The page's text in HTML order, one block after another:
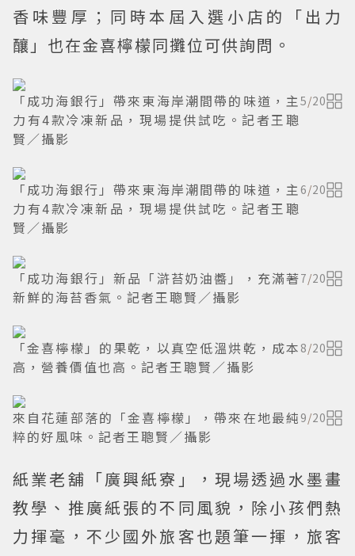
香味豐厚；同時本屆入選小店的「出力
釀」也在金喜檸檬同攤位可供詢問。
「成功海銀行」帶來東海岸潮間帶的味道，主
力有4款冷凍新品，現場提供試吃。記者王聰
賢／攝影
5/20
「成功海銀行」帶來東海岸潮間帶的味道，主
力有4款冷凍新品，現場提供試吃。記者王聰
賢／攝影
6/20
「成功海銀行」新品「滸苔奶油醬」，充滿著
新鮮的海苔香氣。記者王聰賢／攝影
7/20
「金喜檸檬」的果乾，以真空低溫烘乾，成本
高，營養價值也高。記者王聰賢／攝影
8/20
來自花蓮部落的「金喜檸檬」，帶來在地最純
粹的好風味。記者王聰賢／攝影
9/20
紙業老舖「廣興紙寮」，現場透過水墨畫
教學、推廣紙張的不同風貌，除小孩們熱
力揮毫，不少國外旅客也題筆一揮，旅客